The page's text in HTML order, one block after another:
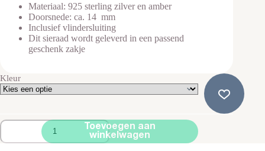
Materiaal: 925 sterling zilver en amber
Doorsnede: ca. 14 mm
Inclusief vlindersluiting
Dit sieraad wordt geleverd in een passend
geschenk zakje
Kleur
Zilveren
Oorknoppen
Amber
Toevoegen aan
winkelwagen